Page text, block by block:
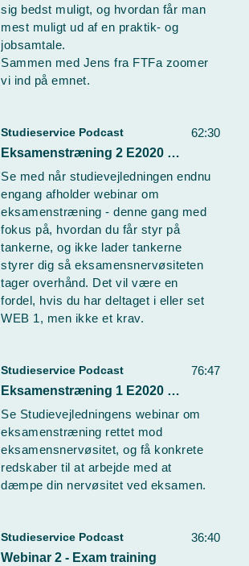
sig bedst muligt, og hvordan får man
mest muligt ud af en praktik- og
jobsamtale.
Sammen med Jens fra FTFa zoomer
vi ind på emnet.
62:30
Studieservice Podcast
Eksamenstræning 2 E2020 Webinar
Se med når studievejledningen endnu
engang afholder webinar om
eksamenstræning - denne gang med
fokus på, hvordan du får styr på
tankerne, og ikke lader tankerne
styrer dig så eksamensnervøsiteten
tager overhånd. Det vil være en
fordel, hvis du har deltaget i eller set
WEB 1, men ikke et krav.
76:47
Studieservice Podcast
Eksamenstræning 1 E2020 Webinar
Se Studievejledningens webinar om
eksamenstræning rettet mod
eksamensnervøsitet, og få konkrete
redskaber til at arbejde med at
dæmpe din nervøsitet ved eksamen.
36:40
Studieservice Podcast
Webinar 2 - Exam training